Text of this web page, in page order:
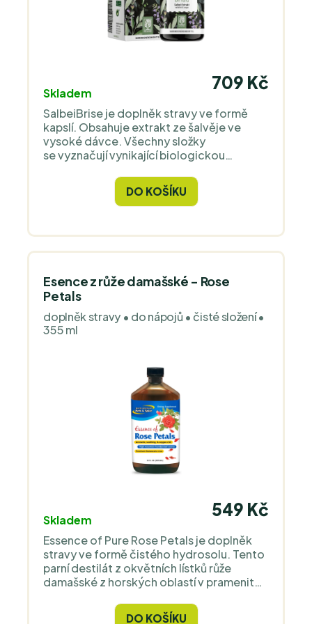
Skladem
709 Kč
SalbeiBrise je doplněk stravy ve formě
kapslí. Obsahuje extrakt ze šalvěje ve
vysoké dávce. Všechny složky
se vyznačují vynikající biologickou
jsou udržitelné a šetrné k životnímu
prostředí. SalbeiBrise pomáhá lidem, kteří
často pociťují návaly horka v těle.
DO KOŠÍKU
Esence z růže damašské - Rose
Petals
doplněk stravy • do nápojů • čisté složení •
355 ml
Skladem
549 Kč
Essence of Pure Rose Petals je doplněk
stravy ve formě čistého hydrosolu. Tento
parní destilát z okvětních lístků růže
damašské z horských oblastí v pramenité
ženský hormonální komfort, zažívací
DO KOŠÍKU